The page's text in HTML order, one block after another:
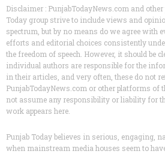
Disclaimer : PunjabTodayNews.com and
Today group strive to include views and
spectrum, but by no means do we agree with
efforts and editorial choices consistently
the freedom of speech. However, it should be
individual authors are responsible for the
in their articles, and very often, these do not
PunjabTodayNews.com or other platforms of
not assume any responsibility or liability for
work appears here.
Punjab Today believes in serious, engaging,
when mainstream media houses seem to